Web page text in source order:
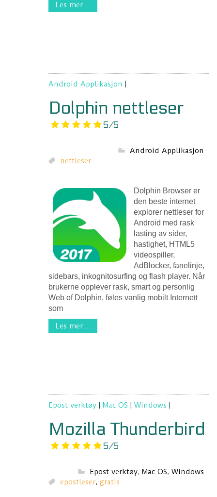
Les mer...
Android Applikasjon
Dolphin nettleser
5/5
Android Applikasjon
nettleser
Dolphin Browser er
den beste internet
explorer nettleser for
Android med rask
lasting av sider,
hastighet, HTML5
videospiller,
AdBlocker, fanelinje,
sidebars, inkognitosurfing og flash player. Når
brukerne opplever rask, smart og personlig
Web of Dolphin, føles vanlig mobilt Internett
som
Les mer...
Epost verktøy |Mac OS |Windows
Mozilla Thunderbird
5/5
Epost verktøy,Mac OS,Windows
epostleser,gratis